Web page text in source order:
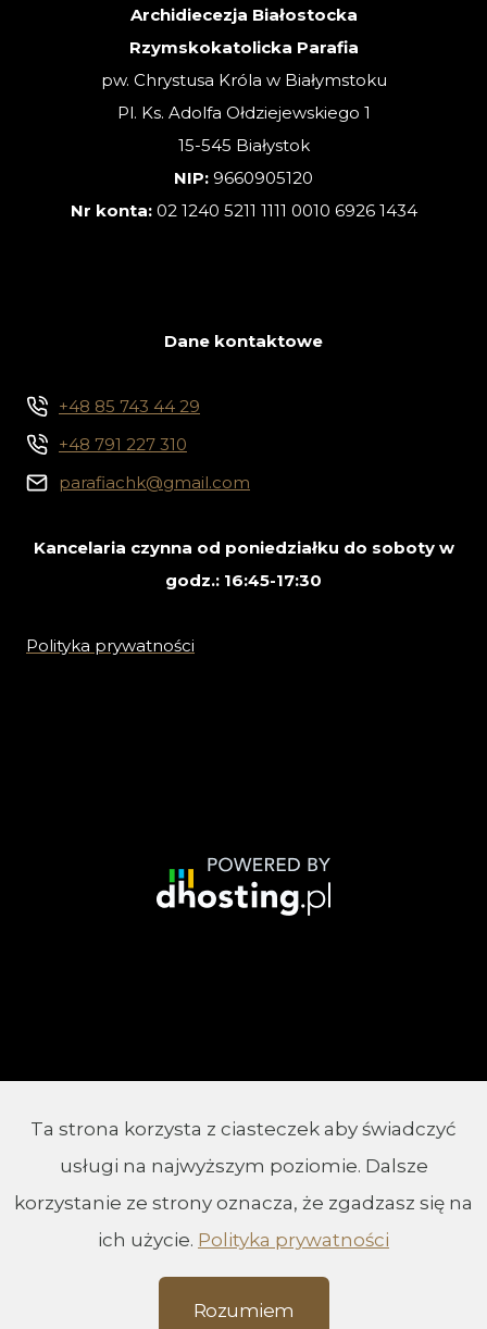
Archidiecezja Białostocka
Rzymskokatolicka Parafia
pw. Chrystusa Króla w Białymstoku
Pl. Ks. Adolfa Ołdziejewskiego 1
15-545 Białystok
NIP: 9660905120
Nr konta: 02 1240 5211 1111 0010 6926 1434
Dane kontaktowe
+48 85 743 44 29
+48 791 227 310
parafiachk@gmail.com
Kancelaria czynna od poniedziałku do soboty w
godz.: 16:45-17:30
Polityka prywatności
Ta strona korzysta z ciasteczek aby świadczyć
usługi na najwyższym poziomie. Dalsze
korzystanie ze strony oznacza, że zgadzasz się na
ich użycie. Polityka prywatności
Rozumiem